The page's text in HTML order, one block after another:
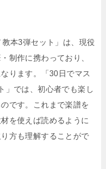
教本3弾セット」は、現役
制作に携わっており、
ります。「30日でマス
」では、初心者でも楽し
です。これまで楽譜を
を使えば読めるように
方も理解することがで